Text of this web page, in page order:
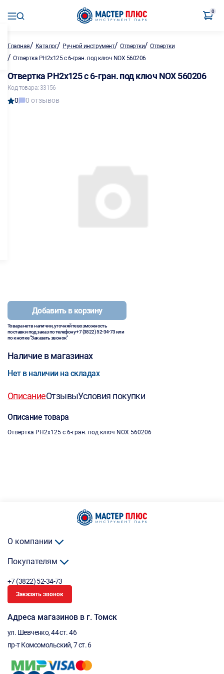
0
Главная/ Каталог/ Ручной инструмент/Отвертки/Отвертки
/ Отвертка PH2x125 с 6-гран. под ключ NOX 560206
Отвертка PH2x125 с 6-гран. под ключ NOX 560206
Код товара: 33156
0 0 отзывов
Добавить в корзину
Товара нет в наличии, уточняйте возможность
поставки под заказ по телефону+7 (3822) 52-34-73или
по кнопке "Заказать звонок"
Наличие в магазинах
Нет в наличии на складах
ОписаниеОтзывыУсловия покупки
Описание товара
Отвертка PH2x125 с 6-гран. под ключ NOX 560206
О компании
Покупателям
+7 (3822) 52-34-73
Заказать звонок
Адреса магазинов в г. Томск
ул. Шевченко, 44 ст. 46
пр-т Комсомольский, 7 ст. 6